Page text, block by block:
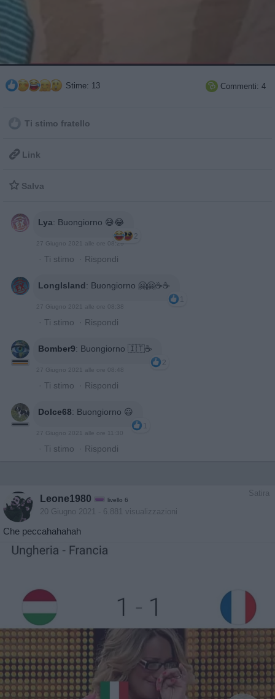
Stime: 13  Commenti: 4
Ti stimo fratello
 Link
 Salva
Lya: Buongiorno 😅😂
2
27 Giugno 2021 alle ore 08:29
· Ti stimo · Rispondi
LongIsland: Buongiorno 🤗🤗☕☕
1
27 Giugno 2021 alle ore 08:38
· Ti stimo · Rispondi
Bomber9: Buongiorno 🇮🇹☕
2
27 Giugno 2021 alle ore 08:48
· Ti stimo · Rispondi
Dolce68: Buongiorno 😃
1
27 Giugno 2021 alle ore 11:30
· Ti stimo · Rispondi
Satira
Leone1980 livello 6
20 Giugno 2021 - 6.881 visualizzazioni
Che peccahahahah